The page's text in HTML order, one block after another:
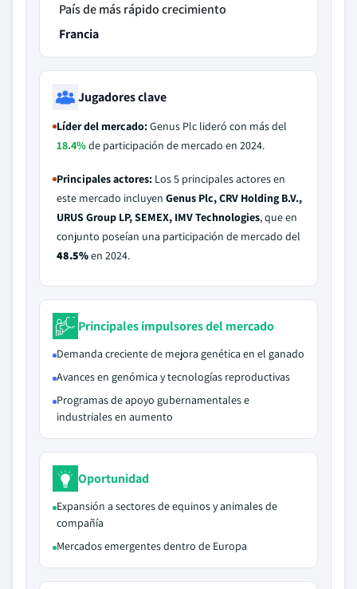
País de más rápido crecimiento
Francia
Jugadores clave
Líder del mercado:Genus Plc lideró con más del
18.4%de participación de mercado en 2024.
Principales actores: Los 5 principales actores en
este mercado incluyen Genus Plc, CRV Holding B.V.,
URUS Group LP, SEMEX, IMV Technologies, que en
conjunto poseían una participación de mercado del
48.5%en 2024.
Principales impulsores del mercado
Demanda creciente de mejora genética en el ganado
Avances en genómica y tecnologías reproductivas
Programas de apoyo gubernamentales e
industriales en aumento
Oportunidad
Expansión a sectores de equinos y animales de
compañía
Mercados emergentes dentro de Europa